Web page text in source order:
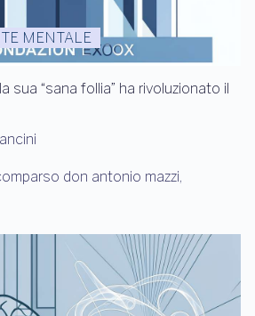
MENTALE
sua “sana follia” ha rivoluzionato il
don antonio mazzi,